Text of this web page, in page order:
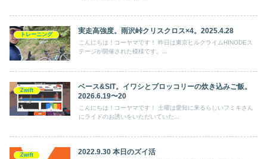
トレーニング 実走高強度。雨沢峠クリスクロス×4。2025.4.28
こんにちは！コーヤマです！ 昨日は東京ヒルクライムHINODEス
テージが開催された模様です。...
Zwift
ベース&SIT。イワシとブロッコリーの炊き込みご飯。
2026.6.19〜20
こんにちは！コーヤマです！ 土曜は愛知に来るらしいフミキさん
にライドのお誘いをいただいていた...
Zwift 2022.9.30 本日のズイ活